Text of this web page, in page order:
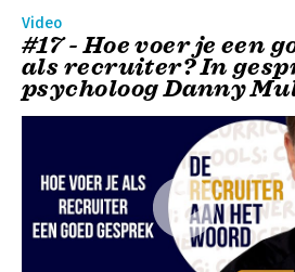
Video
#17 - Hoe voer je een
als recruiter? In
psycholoog Danny